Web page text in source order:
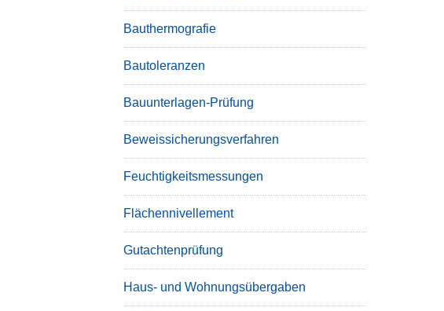
Bauthermografie
Bautoleranzen
Bauunterlagen-Prüfung
Beweissicherungsverfahren
Feuchtigkeitsmessungen
Flächennivellement
Gutachtenprüfung
Haus- und Wohnungsübergaben